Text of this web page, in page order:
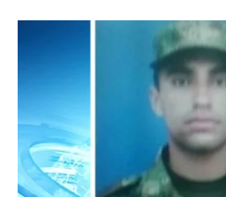
EMISIÓN 11:30 PM